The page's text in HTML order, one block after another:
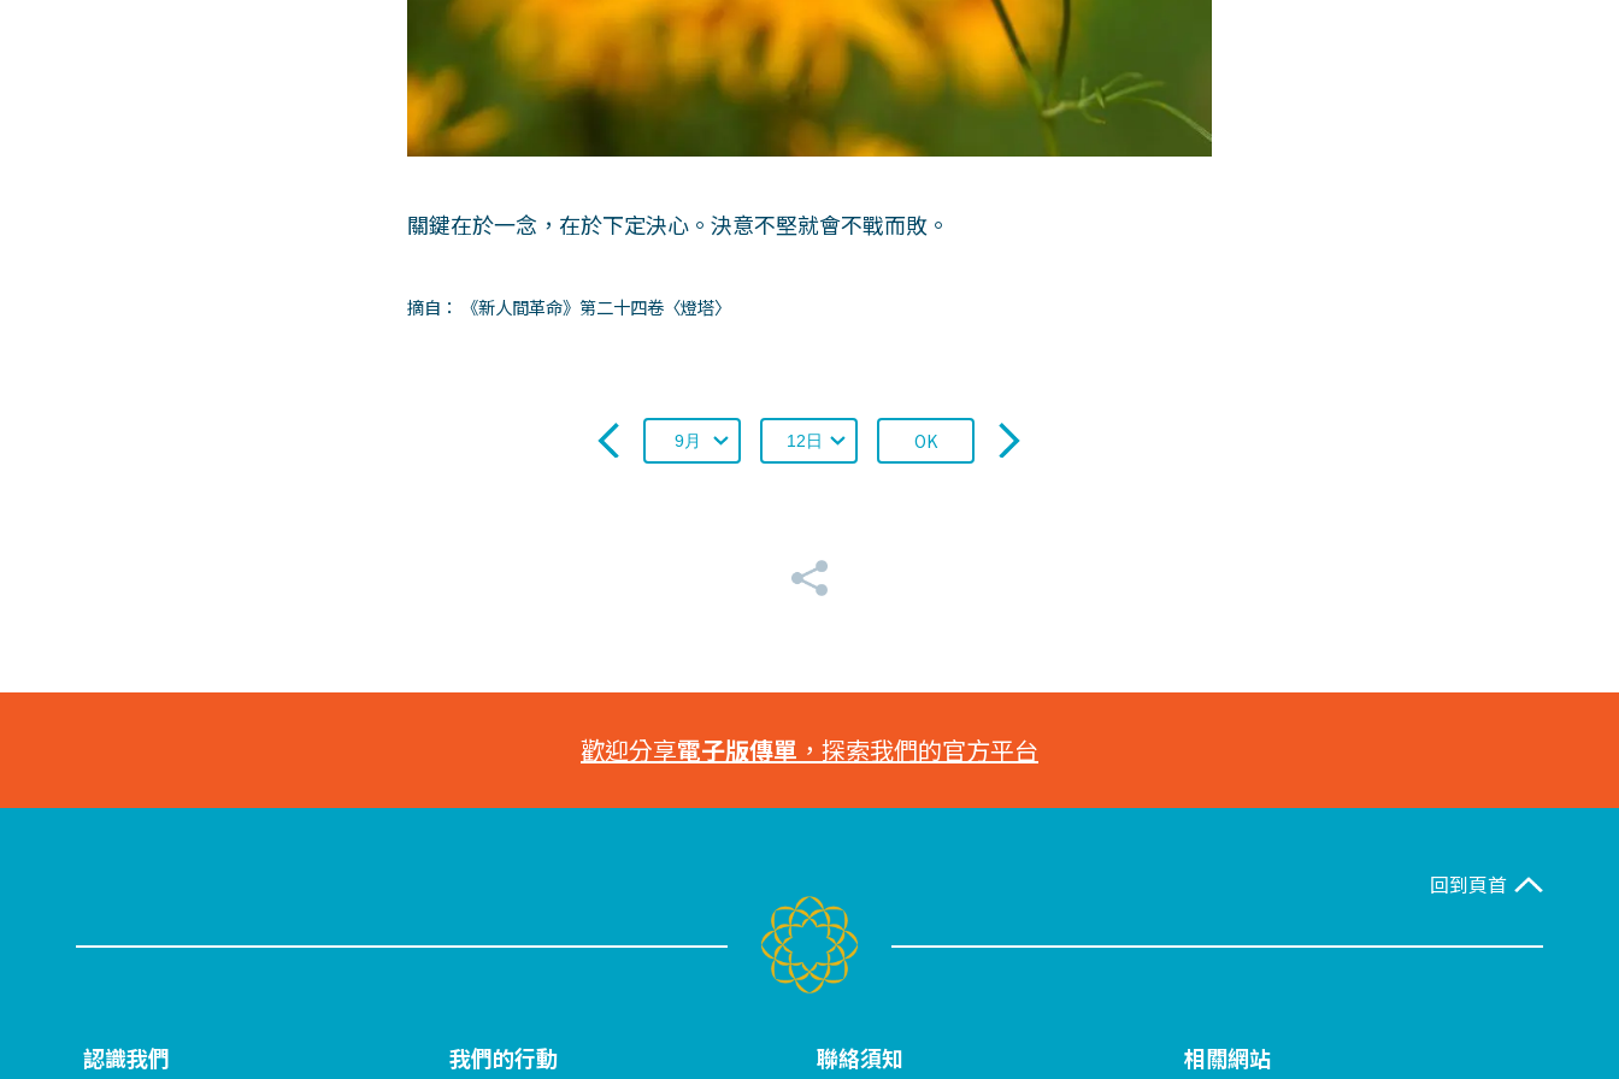
關鍵在於一念，在於下定決心。決意不堅就會不戰而敗。
摘自： 《新人間革命》第二十四卷〈燈塔〉
OK
歡迎分享電子版傳單 ，探索我們的官方平台
回到頁首
認識我們 我們的行動 聯絡須知 相關網站